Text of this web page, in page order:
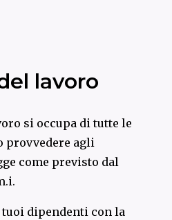
lavoro
si occupa di tutte le
provvedere agli
come previsto dal
dipendenti con la